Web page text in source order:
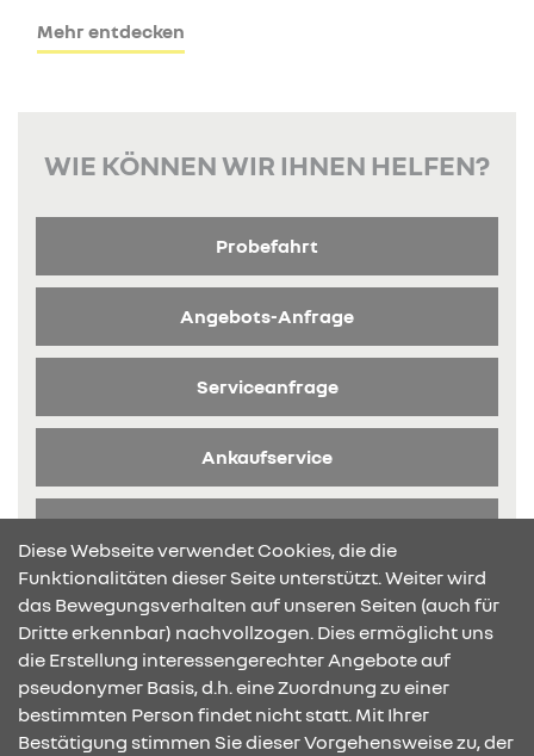
Mehr entdecken
WIE KÖNNEN WIR IHNEN HELFEN?
Probefahrt
Angebots-Anfrage
Serviceanfrage
Ankaufservice
KONTAKT & ANFAHRT
Diese Webseite verwendet Cookies, die die
Funktionalitäten dieser Seite unterstützt. Weiter wird
das Bewegungsverhalten auf unseren Seiten (auch für
Dritte erkennbar) nachvollzogen. Dies ermöglicht uns
die Erstellung interessengerechter Angebote auf
pseudonymer Basis, d.h. eine Zuordnung zu einer
bestimmten Person findet nicht statt. Mit Ihrer
Bestätigung stimmen Sie dieser Vorgehensweise zu, der